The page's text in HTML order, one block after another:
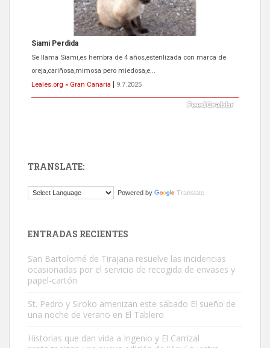
Siami Perdida
Se llama Siami,es hembra de 4 años,esterilizada con marca de
oreja,cariñosa,mimosa pero miedosa,e...
Leales.org » Gran Canaria
9.7.2025
El ayuntamiento se va a llevar a Los Gatos callejeros de la zona los
Este gato macho ha aparecido en la calle hace menos de un mes,
TRANSLATE:
Powered by Translate
ENTRADAS RECIENTES
San Bartolomé de Tirajana resuelve las incidencias
ocasionadas por el servicio de recogida de envases y
papel-cartón
St. Pedro y Siroko amenizan este sábado El sueño de
una noche de verano en El Tablero
Historias que dan vida a Ingenio y El Carrizal